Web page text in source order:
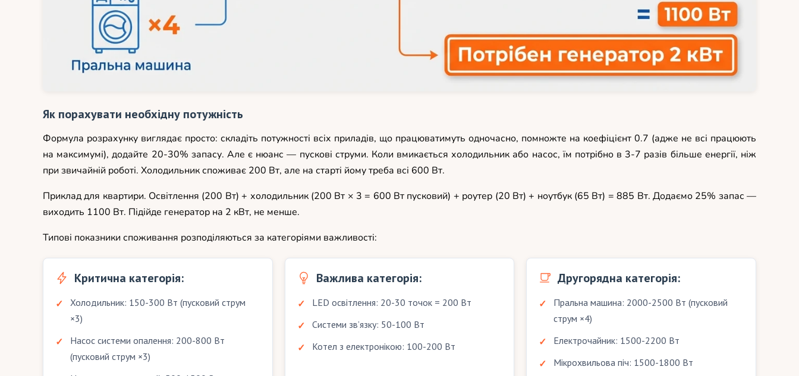
Як порахувати необхідну потужність
Формула розрахунку виглядає просто: складіть потужності всіх приладів, що працюватимуть одночасно, помножте на коефіцієнт 0.7 (адже не всі працюють
на максимумі), додайте 20-30% запасу. Але є нюанс — пускові струми. Коли вмикається холодильник або насос, їм потрібно в 3-7 разів більше енергії, ніж
при звичайній роботі. Холодильник споживає 200 Вт, але на старті йому треба всі 600 Вт.
Приклад для квартири. Освітлення (200 Вт) + холодильник (200 Вт × 3 = 600 Вт пусковий) + роутер (20 Вт) + ноутбук (65 Вт) = 885 Вт. Додаємо 25% запас —
виходить 1100 Вт. Підійде генератор на 2 кВт, не менше.
Типові показники споживання розподіляються за категоріями важливості:
Критична категорія:
Холодильник: 150-300 Вт (пусковий струм
×3)
Насос системи опалення: 200-800 Вт
(пусковий струм ×3)
Важлива категорія:
LED освітлення: 20-30 точок = 200 Вт
Системи зв’язку: 50-100 Вт
Котел з електронікою: 100-200 Вт
Другорядна категорія:
Пральна машина: 2000-2500 Вт (пусковий
струм ×4)
Електрочайник: 1500-2200 Вт
Мікрохвильова піч: 1500-1800 Вт